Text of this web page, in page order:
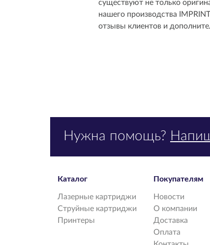
существуют не только
нашего производства
отзывы клиентов и
Нужна помощь?
Каталог
Лазерные картриджи
Струйные картриджи
Принтеры
Покупателям
Новости
О компании
Доставка
Оплата